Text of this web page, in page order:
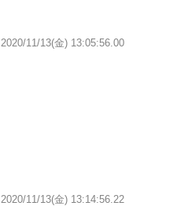
2020/11/13(金) 13:05:56.00
2020/11/13(金) 13:14:56.22